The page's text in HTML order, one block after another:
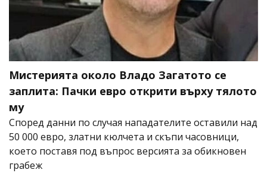
Мистерията около Владо Загатото се
заплита: Пачки евро открити върху тялото
му
Според данни по случая нападателите оставили над
50 000 евро, златни кюлчета и скъпи часовници,
което поставя под въпрос версията за обикновен
грабеж